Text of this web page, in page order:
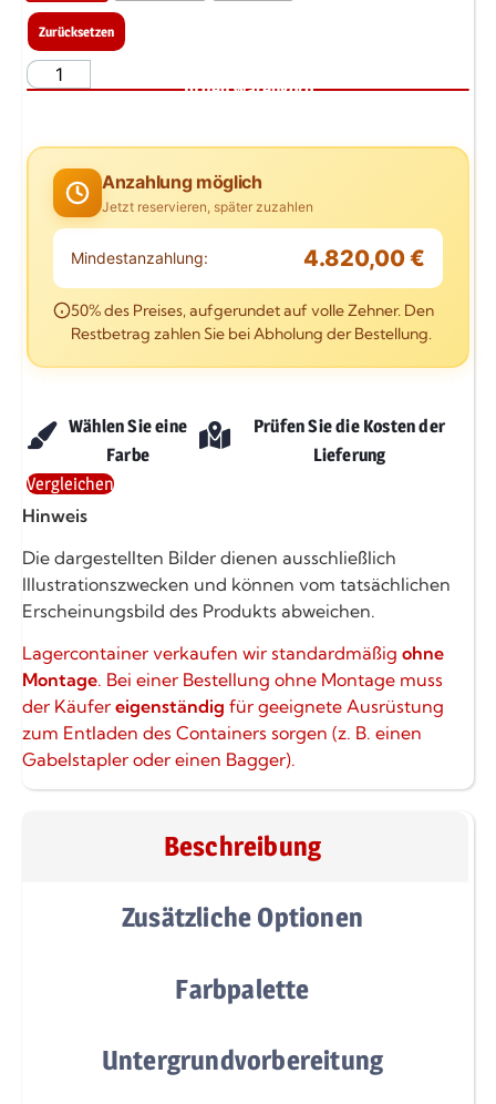
Zurücksetzen
In den Warenkorb
Anzahlung möglich
Jetzt reservieren, später zuzahlen
Mindestanzahlung: 4.820,00 €
50% des Preises, aufgerundet auf volle Zehner. Den
Restbetrag zahlen Sie bei Abholung der Bestellung.
Wählen Sie eine
Farbe
Prüfen Sie die Kosten der
Lieferung
Vergleichen
Hinweis
Die dargestellten Bilder dienen ausschließlich
Illustrationszwecken und können vom tatsächlichen
Erscheinungsbild des Produkts abweichen.
Lagercontainer verkaufen wir standardmäßig ohne
Montage. Bei einer Bestellung ohne Montage muss
der Käufer eigenständig für geeignete Ausrüstung
zum Entladen des Containers sorgen (z. B. einen
Gabelstapler oder einen Bagger).
Beschreibung
Zusätzliche Optionen
Farbpalette
Untergrundvorbereitung